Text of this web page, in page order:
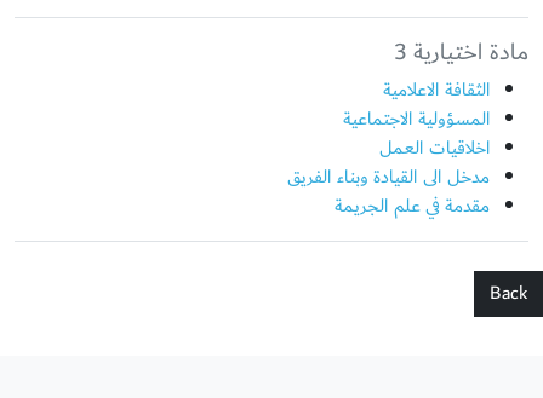
مادة اختيارية 3
الثقافة الاعلامية
المسؤولية الاجتماعية
اخلاقيات العمل
مدخل الى القيادة وبناء الفريق
مقدمة في علم الجريمة
Back